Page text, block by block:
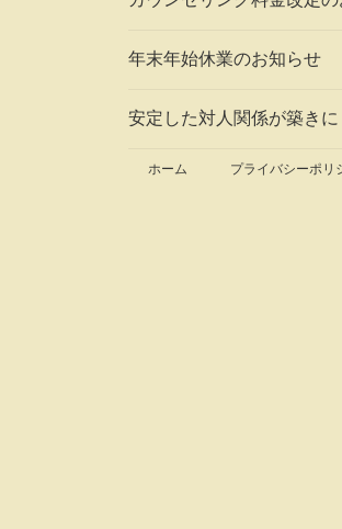
年末年始休業のお知らせ
安定した対人関係が築き
ホーム プライバシーポリ